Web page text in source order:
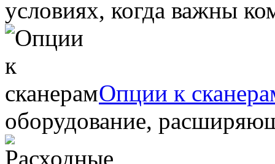
условиях, когда важны
Опции к
оборудование,